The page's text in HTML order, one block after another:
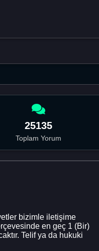
25135
Toplam Yorum
bizimle iletişime
en geç 1 (Bir)
Telif ya da hukuki